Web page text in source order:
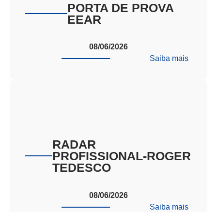
PORTA DE PROVA
EEAR
08/06/2026
Saiba mais:
RADAR
PROFISSIONAL-ROGER
TEDESCO
08/06/2026
Saiba mais: